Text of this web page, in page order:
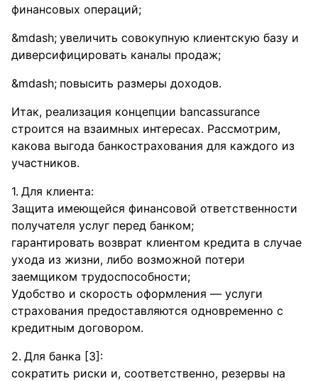
финансовых операций;
увеличить совокупную клиентскую базу и
диверсифицировать каналы продаж;
повысить размеры доходов.
Итак, реализация концепции banсassuranсe
строится на взаимных интересах. Рассмотрим,
какова выгода банкострахования для каждого из
участников.
Для клиента:
Защита имеющейся финансовой ответственности
получателя услуг перед банком;
гарантировать возврат клиентом кредита в случае
ухода из жизни, либо возможной потери
заемщиком трудоспособности;
Удобство и скорость оформления — услуги
страхования предоставляются одновременно с
кредитным договором.
Для банка [3]:
сократить риски и, соответственно, резервы на